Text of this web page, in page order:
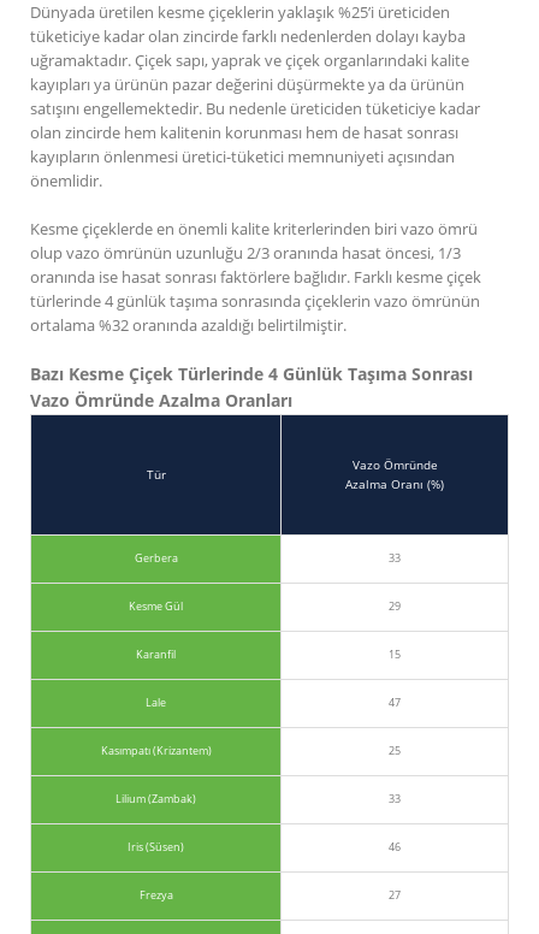
Dünyada üretilen kesme çiçeklerin yaklaşık %25’i üreticiden
tüketiciye kadar olan zincirde farklı nedenlerden dolayı kayba
uğramaktadır. Çiçek sapı, yaprak ve çiçek organlarındaki kalite
kayıpları ya ürünün pazar değerini düşürmekte ya da ürünün
satışını engellemektedir. Bu nedenle üreticiden tüketiciye kadar
olan zincirde hem kalitenin korunması hem de hasat sonrası
kayıpların önlenmesi üretici-tüketici memnuniyeti açısından
önemlidir.
Kesme çiçeklerde en önemli kalite kriterlerinden biri vazo ömrü
olup vazo ömrünün uzunluğu 2/3 oranında hasat öncesi, 1/3
oranında ise hasat sonrası faktörlere bağlıdır. Farklı kesme çiçek
türlerinde 4 günlük taşıma sonrasında çiçeklerin vazo ömrünün
ortalama %32 oranında azaldığı belirtilmiştir.
Bazı Kesme Çiçek Türlerinde 4 Günlük Taşıma Sonrası
Vazo Ömründe Azalma Oranları
Tür
Vazo Ömründe
Azalma Oranı (%)
Gerbera 33
Kesme Gül 29
Karanfil 15
Lale 47
Kasımpatı (Krizantem) 25
Lilium (Zambak) 33
Iris (Süsen) 46
Frezya 27